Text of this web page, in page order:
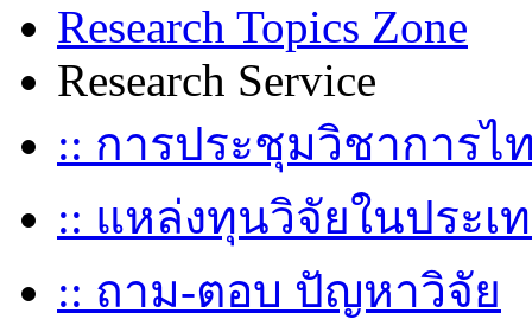
Research Topics Zone
Research Service
:: การประชุมวิชาการไ
:: แหล่งทุนวิจัยในประเ
:: ถาม-ตอบ ปัญหาวิจัย